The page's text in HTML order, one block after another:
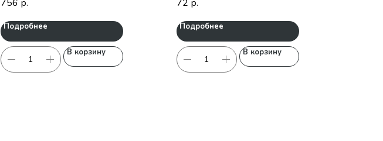
756 р.
Подробнее
В корзину
72 р.
Подробнее
В корзину